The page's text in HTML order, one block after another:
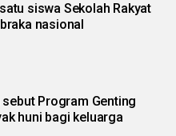
siswa Sekolah Rakyat
nasional
Program Genting
huni bagi keluarga